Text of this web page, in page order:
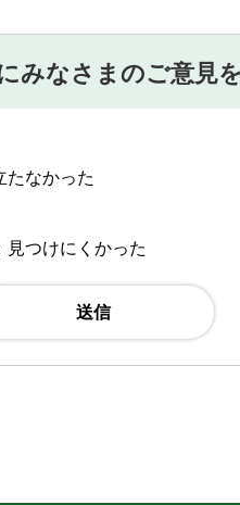
みなさまのご意見
たなかった
見つけにくかった